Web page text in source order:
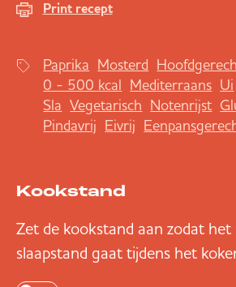
Print recept
Paprika Mosterd
0 - 500 kcal Mediterraans Ui
Sla Vegetarisch Notenrijst
Pindavrij Eivrij
Kookstand
Zet de kookstand aan zodat
slaapstand gaat tijdens het